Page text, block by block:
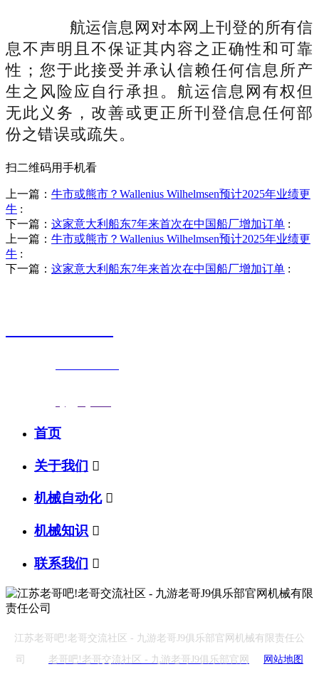
航运信息网对本网上刊登的所有信
息不声明且不保证其内容之正确性和可靠
性；您于此接受并承认信赖任何信息所产
生之风险应自行承担。航运信息网有权但
无此义务，改善或更正所刊登信息任何部
份之错误或疏失。
扫二维码用手机看
上一篇： 牛市或熊市？Wallenius Wilhelmsen预计2025年业绩更
牛 :
下一篇： 这家意大利船东7年来首次在中国船厂增加订单 :
上一篇： 牛市或熊市？Wallenius Wilhelmsen预计2025年业绩更
牛 :
下一篇： 这家意大利船东7年来首次在中国船厂增加订单 :
首页
关于我们 
机械自动化 
机械知识 
联系我们 
江苏老哥吧!老哥交流社区 - 九游老哥J9俱乐部官网机械有限责任公
司
老哥吧!老哥交流社区 - 九游老哥J9俱乐部官网 网站地图